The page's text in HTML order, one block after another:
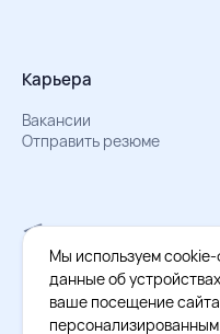
Карьера
Вакансии
Отправить резюме
Мы в Телеграм
Документы об обработке
Охрана труда – результаты
Мы используем
данные об
ваше посещение